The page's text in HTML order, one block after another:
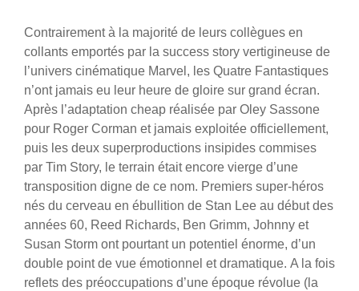
Contrairement à la majorité de leurs collègues en
collants emportés par la success story vertigineuse de
l’univers cinématique Marvel, les Quatre Fantastiques
n’ont jamais eu leur heure de gloire sur grand écran.
Après l’adaptation cheap réalisée par Oley Sassone
pour Roger Corman et jamais exploitée officiellement,
puis les deux superproductions insipides commises
par Tim Story, le terrain était encore vierge d’une
transposition digne de ce nom. Premiers super-héros
nés du cerveau en ébullition de Stan Lee au début des
années 60, Reed Richards, Ben Grimm, Johnny et
Susan Storm ont pourtant un potentiel énorme, d’un
double point de vue émotionnel et dramatique. A la fois
reflets des préoccupations d’une époque révolue (la